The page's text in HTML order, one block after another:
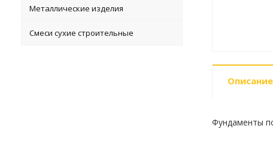
Металлические изделия
Смеси сухие строительные
Описание
Фундаменты